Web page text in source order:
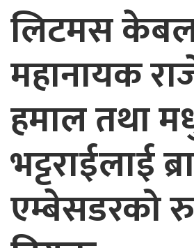
लिटमस
महानायक
हमाल तथा
भट्टराईलाई
एम्बेसडरको